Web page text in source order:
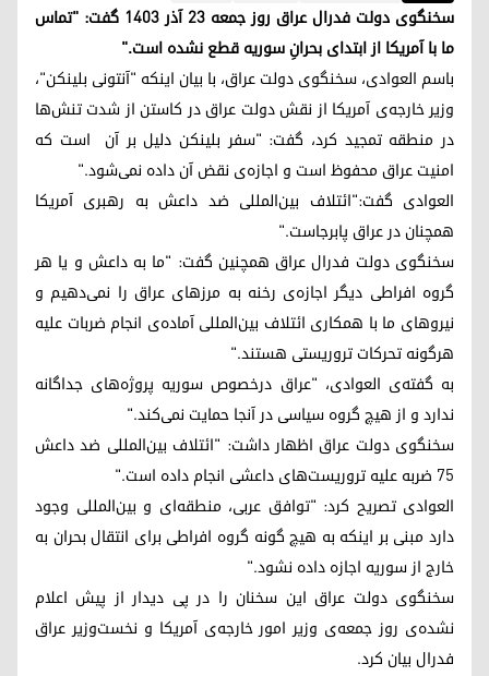
سخنگوی دولت فدرال عراق روز جمعه ٢٣ آذر ١٤٠٣ گفت: "تماس
ما با آمریکا از ابتدای بحرانِ سوریه قطع نشده است."
باسم العوادی، سخنگوی دولت عراق، با بیان اینکه "آنتونی بلینکن"،
وزیر خارجه‌ی آمریکا از نقش دولت عراق در کاستن از شدت تنش‌ها
در منطقه تمجید کرد، گفت: "سفر بلینکن دلیل بر آن است که
امنیت عراق محفوظ است و اجازه‌ی نقض آن داده نمی‌شود."
العوادی گفت:"ائتلاف بین‌المللی ضد داعش به رهبری آمریکا
همچنان در عراق پابرجاست."
سخنگوی دولت فدرال عراق همچنین گفت: "ما به داعش و یا هر
گروه افراطی دیگر اجازه‌ی رخنه به مرزهای عراق را نمی‌دهیم و
نیروهای ما با همکاری ائتلاف بین‌المللی آماده‌ی انجام ضربات علیه
هرگونه تحرکات تروریستی هستند."
به گفتە‌ی العوادی، "عراق درخصوص سوریه پروژه‌های جداگانه
ندارد و از هیچ گروه سیاسی در آنجا حمایت نمی‌کند."
سخنگوی دولت عراق اظهار داشت: "ائتلاف بین‌المللی ضد داعش
۷۵ ضربه علیه تروریست‌های داعشی انجام داده است."
العوادی تصریح کرد: "توافق عربی، منطقه‌ای و بین‌المللی وجود
دارد مبنی بر اینکه به هیچ گونه گروه افراطی برای انتقال بحران‌ به
خارج از سوریه اجازه داده نشود."
سخنگوی دولت عراق این سخنان را در پی دیدار از پیش اعلام
نشده‌ی روز جمعه‌ی وزیر امور خارجه‌ی آمریکا و نخست‌وزیر عراق
فدرال بیان کرد.